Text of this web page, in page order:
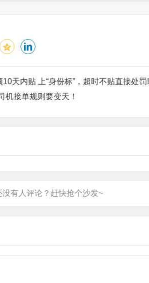
天内贴 上“身份标”，超时不贴直接处罚!
机接单规则要变天！